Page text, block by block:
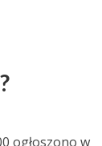
ogłoszono w